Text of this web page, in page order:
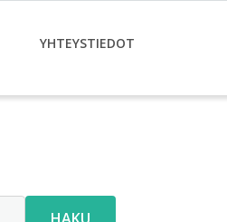
YHTEYSTIEDOT